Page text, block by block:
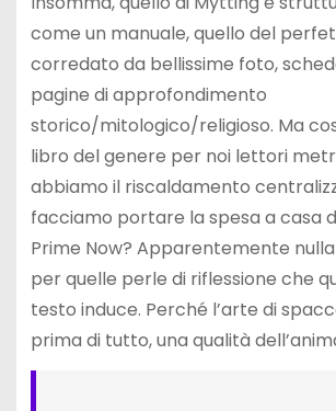
come un manuale, quello del
corredato da bellissime foto,
pagine di approfondimento
storico/mitologico/religioso. Ma
libro del genere per noi lettori
abbiamo il riscaldamento
facciamo portare la spesa a casa
Prime Now? Apparentemente
per quelle perle di riflessione che
testo induce. Perché l’arte di
prima di tutto, una qualità